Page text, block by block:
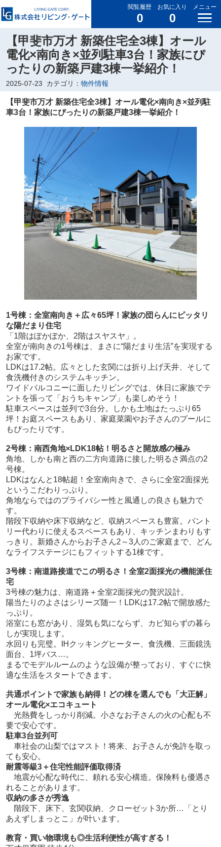
閲覧履歴
0
お気に入り
0
メニュー
【甲斐市万才 新築住宅全3棟】オール
電化×南向き×並列駐車3台！家族にぴ
ったりの新築戸建3棟一挙紹介！
2025-07-23 カテゴリ： 物件情報
【甲斐市万才 新築住宅全3棟】オール電化×南向き×並列駐
車3台！家族にぴったりの新築戸建3棟一挙紹介！
1号棟：全室南向き＋広々65坪！家族の団らんにピッタリ
な陽だまり住宅
「1階はぽかぽか、2階はスヤスヤ」。
全室が南向きの1号棟は、まさに“陽だまり生活”を実現する
お家です。
LDKは17.2帖。広々とした玄関には折り上げ天井、そして
食洗機付きのシステムキッチン。
ワイドバルコニーに面したリビングでは、休日に家族でテ
ントを張って「おうちキャンプ」も楽しめそう！
駐車スペースは並列で3台分。しかも土地はたっぷり65
坪！お庭スペースもあり、家庭菜園やお子さんのプールに
もぴったりです。
2号棟：南西角地×LDK18帖！明るさと開放感の極み
角地、しかも南と西の二方向道路に接した明るさ満点の2
号棟。
LDKはなんと18帖超！全室南向きで、さらに全室2面採光
というこだわりっぷり。
角地ならではのプライバシー性と風通しの良さも魅力で
す。
階段下収納や床下収納など、収納スペースも豊富。パント
リー代わりに使えるスペースもあり、キッチンまわりもす
っきり。新婚さんからお子さん2～3人のご家庭まで、どん
なライフステージにもフィットする1棟です。
3号棟：南道路接道でこの明るさ！全室2面採光の機能派住
宅
3号棟の魅力は、南道路＋全室2面採光の贅沢設計。
陽当たりのよさはシリーズ随一！LDKは17.2帖で開放感た
っぷり。
浴室にも窓があり、湿気も気にならず、カビ知らずの暮ら
しが実現します。
水回りも完璧。IHクッキングヒーター、食洗機、三面鏡洗
面台、1坪バス…。
まるでモデルルームのような設備が整っており、すぐに快
適な生活をスタートできます。
共通ポイントで家族も納得！どの棟を選んでも「大正解」
オール電化×エコキュート
光熱費をしっかり削減。小さなお子さんの火の心配も不
要で安心です。
駐車3台並列可
車社会の山梨ではマスト！将来、お子さんが免許を取っ
ても安心。
耐震等級3＋住宅性能評価取得済
地震が心配な時代に、頼れる安心構造。保険料も優遇さ
れることがあります。
収納の多さが秀逸
階段下、床下、玄関収納、クローゼット3か所…「とり
あえずしまっとこ」が叶います。
教育・買い物環境も◎生活利便性が高すぎる！